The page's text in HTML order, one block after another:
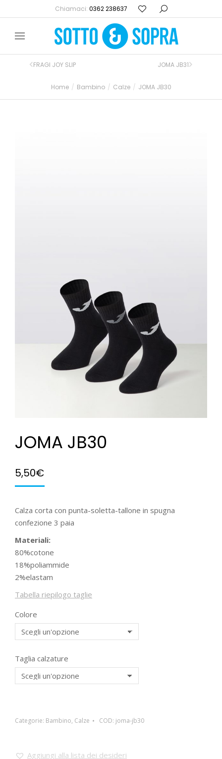
Chiamaci: 0362 238637
Home Bambino Calze JOMA JB30
FRAGI JOY SLIP JOMA JB31
JOMA JB30
5,50€
Calza corta con punta-soletta-tallone in spugna
confezione 3 paia
Materiali:
80%cotone
18%poliammide
2%elastam
Tabella riepilogo taglie
Colore
Taglia calzature
Categorie: Bambino, Calze COD: joma-jb30
Aggiungi alla lista dei desideri